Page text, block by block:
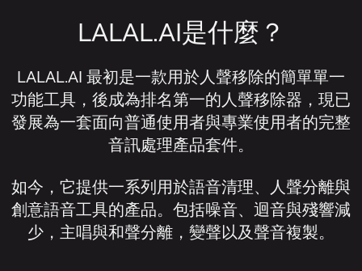
LALAL.AI是什麼？
LALAL.AI 最初是一款用於人聲移除的簡單單一
功能工具，後成為排名第一的人聲移除器，現已
發展為一套面向普通使用者與專業使用者的完整
音訊處理產品套件。
如今，它提供一系列用於語音清理、人聲分離與
創意語音工具的產品。包括噪音、迴音與殘響減
少，主唱與和聲分離，變聲以及聲音複製。